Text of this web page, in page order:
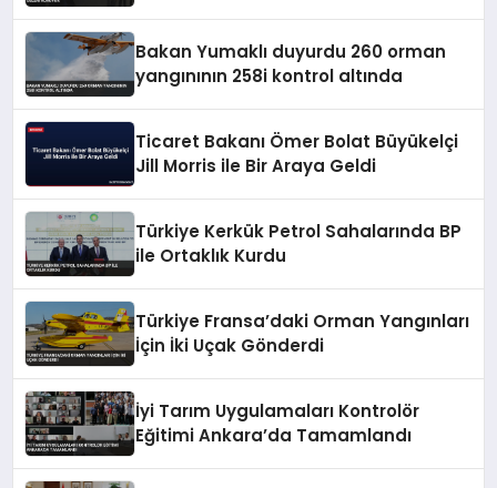
Bakan Yumaklı duyurdu 260 orman
yangınının 258i kontrol altında
Ticaret Bakanı Ömer Bolat Büyükelçi
Jill Morris ile Bir Araya Geldi
Türkiye Kerkük Petrol Sahalarında BP
ile Ortaklık Kurdu
Türkiye Fransa’daki Orman Yangınları
İçin İki Uçak Gönderdi
İyi Tarım Uygulamaları Kontrolör
Eğitimi Ankara’da Tamamlandı